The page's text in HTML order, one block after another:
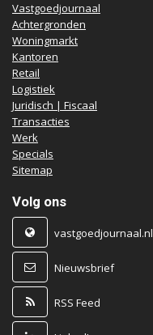
Vastgoedjournaal
Achtergronden
Woningmarkt
Kantoren
Retail
Logistiek
Juridisch | Fiscaal
Transacties
Werk
Specials
Sitemap
Volg ons
vastgoedjournaal.nl
Nieuwsbrief
RSS Feed